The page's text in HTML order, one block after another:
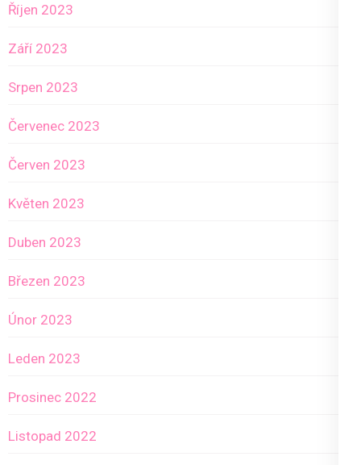
Říjen 2023
Září 2023
Srpen 2023
Červenec 2023
Červen 2023
Květen 2023
Duben 2023
Březen 2023
Únor 2023
Leden 2023
Prosinec 2022
Listopad 2022